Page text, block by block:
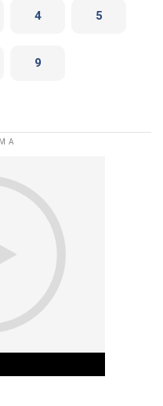
4 5
9